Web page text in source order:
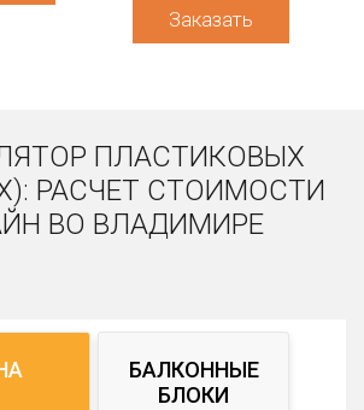
Заказать
ПЛАСТИКОВЫХ
РАСЧЕТ СТОИМОСТИ
ВО ВЛАДИМИРЕ
БАЛКОННЫЕ
БЛОКИ